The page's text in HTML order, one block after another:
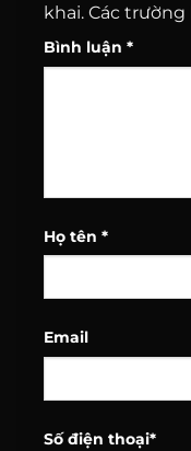
khai. Các
Bình luận *
Họ tên *
Email
Số điện thoại*